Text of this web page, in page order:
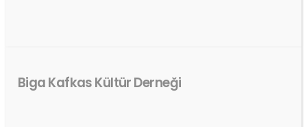
Biga Kafkas Kültür Derneği